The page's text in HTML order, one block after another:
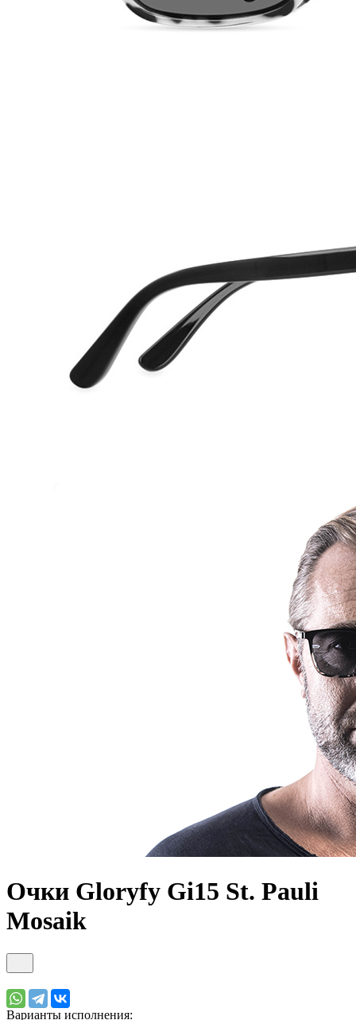
Очки Gloryfy Gi15 St. Pauli
Mosaik
Варианты исполнения: